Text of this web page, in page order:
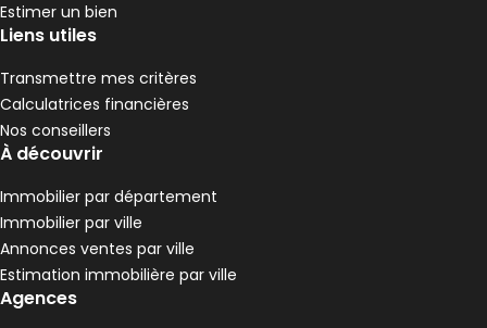
330 000 €
Condrieu - 69420
Maison de village • 6 pièces • 204 m²
DPE :
E 4 chambres
,
Terrain 44 m²
1 Terrasse
Estimer un bien
Liens utiles
Transmettre mes critères
Calculatrices financières
Nos conseillers
À découvrir
Immobilier par département
Immobilier par ville
Annonces ventes par ville
Estimation immobilière par ville
Agences